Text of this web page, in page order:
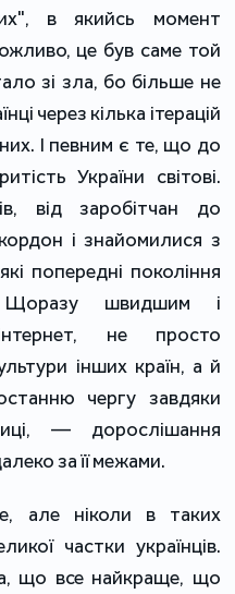
в якийсь момент
це був саме той
зі зла, бо більше не
через кілька ітерацій
І певним є те, що до
України світові.
від заробітчан до
і знайомилися з
попередні покоління
швидшим і
не просто
інших країн, а й
чергу завдяки
— дорослішання
за її межами.
але ніколи в таких
частки українців.
що все найкраще, що